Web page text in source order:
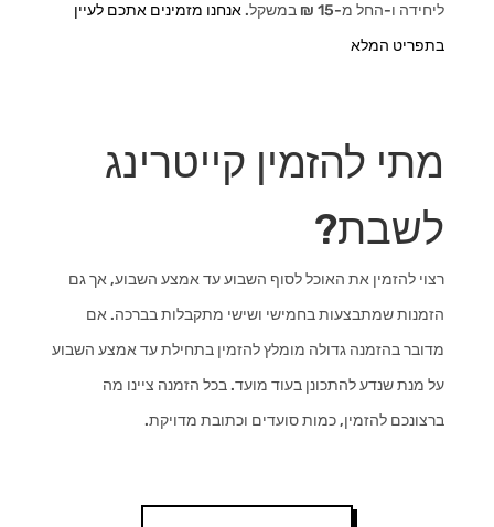
ליחידה ו-החל מ-15 ₪ במשקל.
אנחנו מזמינים אתכם לעיין
בתפריט המלא
מתי להזמין קייטרינג
לשבת?
רצוי להזמין את האוכל לסוף השבוע עד אמצע השבוע, אך גם
הזמנות שמתבצעות בחמישי ושישי מתקבלות בברכה. אם
מדובר בהזמנה גדולה מומלץ להזמין בתחילת עד אמצע השבוע
על מנת שנדע להתכונן בעוד מועד. בכל הזמנה ציינו מה
ברצונכם להזמין, כמות סועדים וכתובת מדויקת.